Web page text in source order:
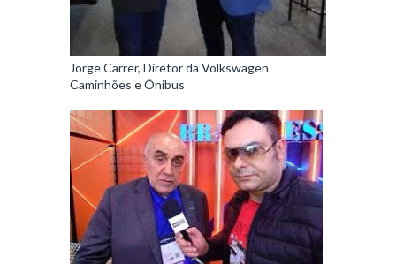
Jorge Carrer, Diretor da Volkswagen
Caminhões e Ônibus